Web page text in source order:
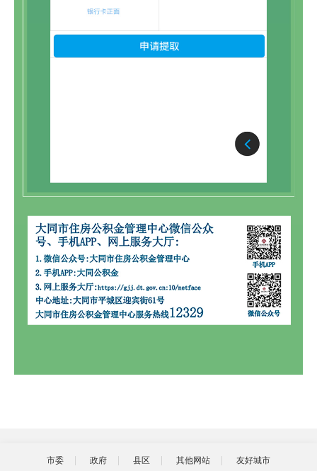
市委 政府 县区 其他网站 友好城市